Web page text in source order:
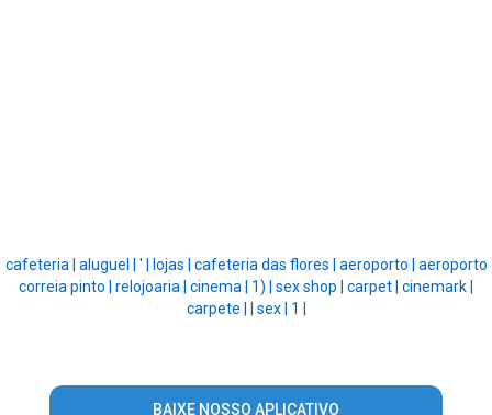
cafeteria | aluguel | ' | lojas | cafeteria das flores | aeroporto | aeroporto
correia pinto | relojoaria | cinema | 1) | sex shop | carpet | cinemark |
carpete |
sex | 1 |
BAIXE NOSSO APLICATIVO